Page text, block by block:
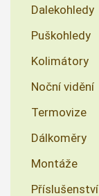
Dalekohledy
Puškohledy
Kolimátory
Noční vidění
Termovize
Dálkoměry
Montáže
Příslušenství